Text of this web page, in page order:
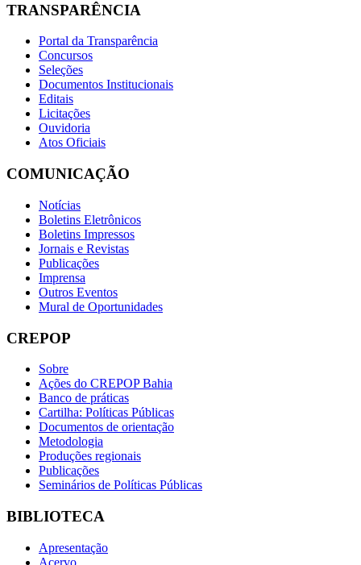
TRANSPARÊNCIA
Portal da Transparência
Concursos
Seleções
Documentos Institucionais
Editais
Licitações
Ouvidoria
Atos Oficiais
COMUNICAÇÃO
Notícias
Boletins Eletrônicos
Boletins Impressos
Jornais e Revistas
Publicações
Imprensa
Outros Eventos
Mural de Oportunidades
CREPOP
Sobre
Ações do CREPOP Bahia
Banco de práticas
Cartilha: Políticas Públicas
Documentos de orientação
Metodologia
Produções regionais
Publicações
Seminários de Políticas Públicas
BIBLIOTECA
Apresentação
Acervo